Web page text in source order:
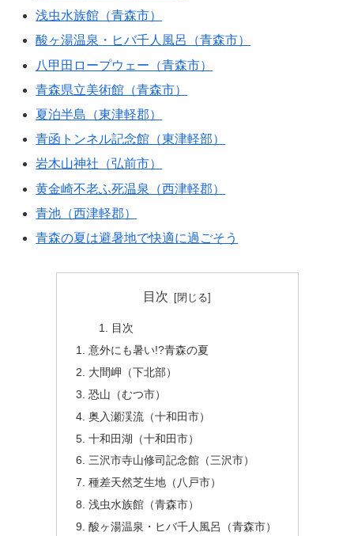
浅虫水族館（青森市）
酸ヶ湯温泉・ヒバ千人風呂（青森市）
八甲田ロープウェー（青森市）
青森県立美術館（青森市）
夏泊半島（東津軽郡）
青函トンネル記念館（東津軽部）
岩木山神社（弘前市）
黄金崎不老ふ死温泉（西津軽郡）
青池（西津軽郡）
青森の夏は避暑地で快適に過ごそう
目次
目次
意外にも暑い!?青森の夏
大間岬（下北部）
恐山（むつ市）
奥入瀬渓流（十和田市）
十和田湖（十和田市）
三沢市寺山修司記念館（三沢市）
種差天然芝生地（八戸市）
浅虫水族館（青森市）
酸ヶ湯温泉・ヒバ千人風呂（青森市）